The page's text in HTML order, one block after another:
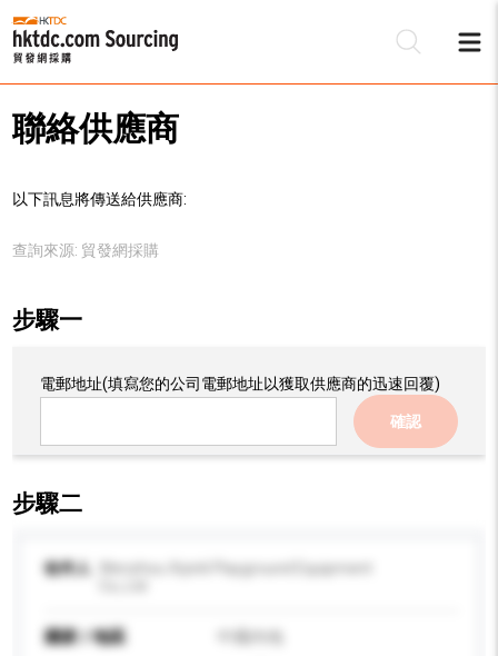
聯絡供應商
以下訊息將傳送給供應商:
查詢來源: 貿發網採購
步驟一
電郵地址(填寫您的公司電郵地址以獲取供應商的迅速回覆)
確認
步驟二
收件人
國家 / 地區